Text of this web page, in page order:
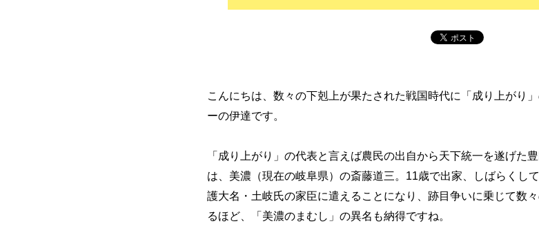
こんにちは、数々の下剋上が果たされた戦国時代に「成り上がり
ーの伊達です。
「成り上がり」の代表と言えば農民の出自から天下統一を遂げた
は、美濃（現在の岐阜県）の斎藤道三。11歳で出家、しばらくし
護大名・土岐氏の家臣に遣えることになり、跡目争いに乗じて数
るほど、「美濃のまむし」の異名も納得ですね。